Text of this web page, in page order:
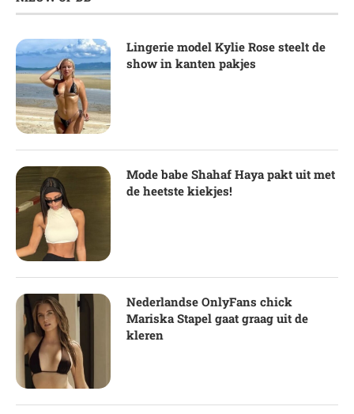
Lingerie model Kylie Rose steelt de
show in kanten pakjes
Mode babe Shahaf Haya pakt uit met
de heetste kiekjes!
Nederlandse OnlyFans chick
Mariska Stapel gaat graag uit de
kleren